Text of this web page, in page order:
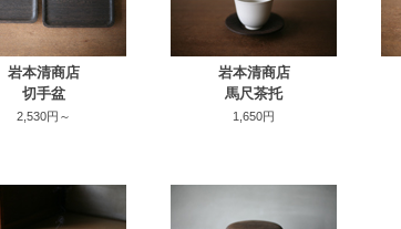
岩本清商店
切手盆
2,530円～
岩本清商店
馬尺茶托
1,650円